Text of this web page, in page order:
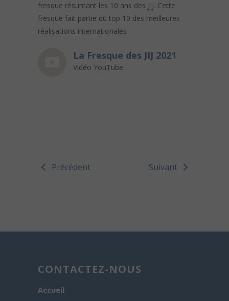
fresque résumant les 10 ans des JIJ. Cette
fresque fait partie du top 10 des meilleures
réalisations internationales
La Fresque des JIJ 2021
Vidéo YouTube
Précédent Suivant
CONTACTEZ-NOUS
Accueil